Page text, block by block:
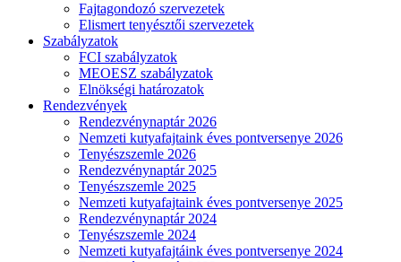
Fajtagondozó szervezetek
Elismert tenyésztői szervezetek
Szabályzatok
FCI szabályzatok
MEOESZ szabályzatok
Elnökségi határozatok
Rendezvények
Rendezvénynaptár 2026
Nemzeti kutyafajtaink éves pontversenye 2026
Tenyészszemle 2026
Rendezvénynaptár 2025
Tenyészszemle 2025
Nemzeti kutyafajtaink éves pontversenye 2025
Rendezvénynaptár 2024
Tenyészszemle 2024
Nemzeti kutyafajtáink éves pontversenye 2024